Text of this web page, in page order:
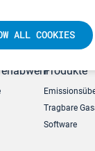
ALL COOKIES
Produkte
Tragbare
Software